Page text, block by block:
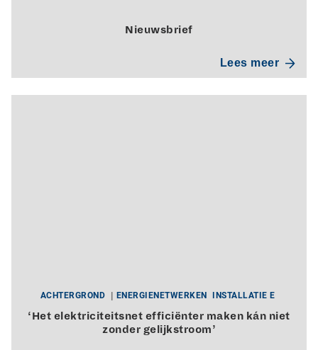
Nieuwsbrief
Lees meer
ACHTERGROND ENERGIENETWERKEN INSTALLATIE E
‘Het elektriciteitsnet efficiënter maken kán niet
zonder gelijkstroom’